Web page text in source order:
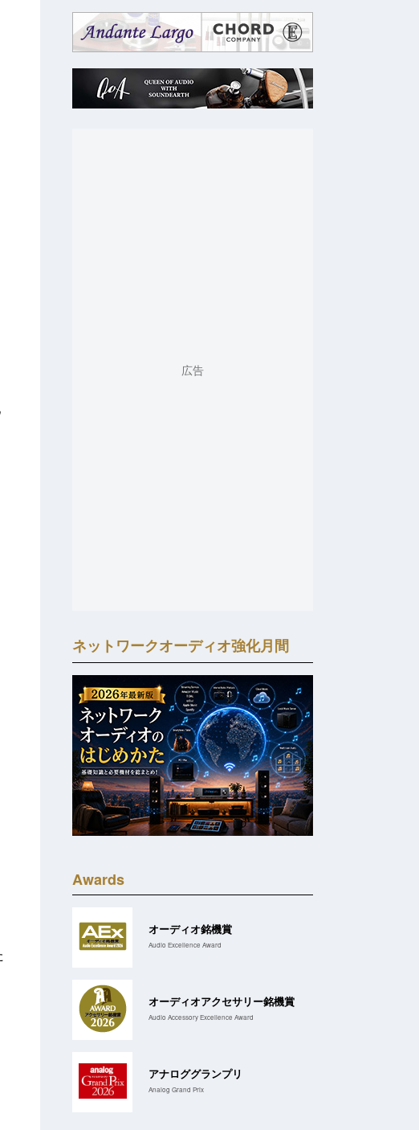
ネットワークオーディオ強化月間
Awards
オーディオ銘機賞
Audio Excellence Award
オーディオアクセサリー銘機賞
Audio Accessory Excellence Award
アナロググランプリ
Analog Grand Prix